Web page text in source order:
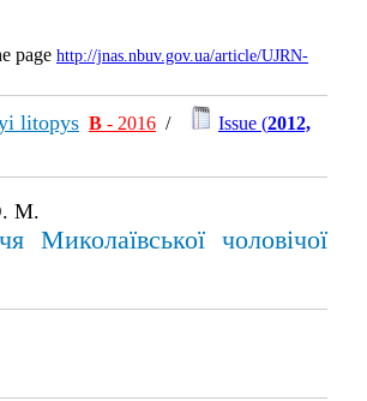
page http://jnas.nbuv.gov.ua/article/UJRN-
litopys В - 2016 / Issue (2012,
М.
Миколаївської чоловічої